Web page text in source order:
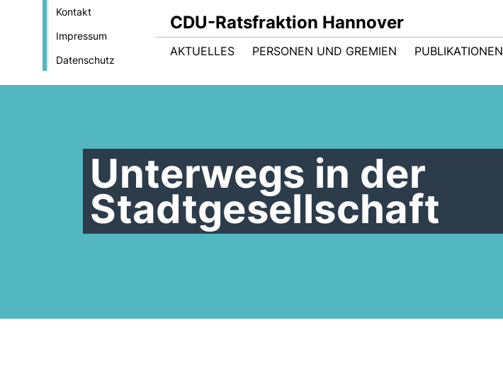
Kontakt
Impressum
Datenschutz
CDU-Ratsfraktion Hannover
AKTUELLES PERSONEN UND GREMIEN PUBLIKATIONEN
Unterwegs in der
Stadtgesellschaft